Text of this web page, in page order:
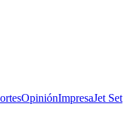
OpiniónImpresaJet Set